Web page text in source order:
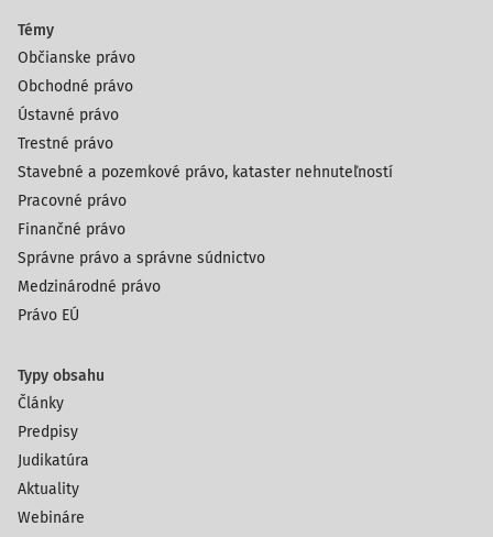
Témy
Občianske právo
Obchodné právo
Ústavné právo
Trestné právo
Stavebné a pozemkové právo, kataster nehnuteľností
Pracovné právo
Finančné právo
Správne právo a správne súdnictvo
Medzinárodné právo
Právo EÚ
Typy obsahu
Články
Predpisy
Judikatúra
Aktuality
Webináre